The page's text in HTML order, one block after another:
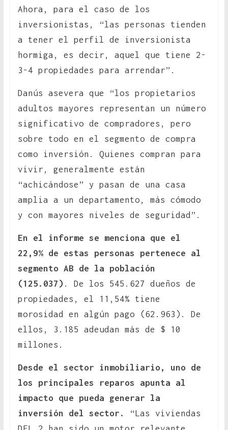
Ahora, para el caso de los
inversionistas, “las personas tienden
a tener el perfil de inversionista
hormiga, es decir, aquel que tiene 2-
3-4 propiedades para arrendar”.
Danús asevera que “los propietarios
adultos mayores representan un número
significativo de compradores, pero
sobre todo en el segmento de compra
como inversión. Quienes compran para
vivir, generalmente están
“achicándose” y pasan de una casa
amplia a un departamento, más cómodo
y con mayores niveles de seguridad”.
En el informe se menciona que el
22,9% de estas personas pertenece al
segmento AB de la población
(125.037) . De los 545.627 dueños de
propiedades, el 11,54% tiene
morosidad en algún pago (62.963). De
ellos, 3.185 adeudan más de $ 10
millones.
Desde el sector inmobiliario, uno de
los principales reparos apunta al
impacto que pueda generar la
inversión del sector.
“Las viviendas